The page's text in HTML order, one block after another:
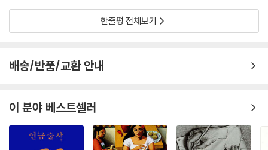
사람·자연·역사, 모든 것이 경이로운 공간
품으로 꼽히는 것은 일찍이 서구의 예술운동을 접한 작가가 라틴아메리카
에 심취했던 작가는 꾸바로 돌아온 후 초현실주의가 추구하는 인공적 경이
가 라틴아메리카와는 어울리지 않음을 깨닫는다. 라틴아메리카는 그곳을
구성하는 모든 것, 사람·자연·역사가 다 경이로우며 그런 ‘경이로운 현
한줄평 전체보기
배송/반품/교환 안내
이 분야 베스트셀러